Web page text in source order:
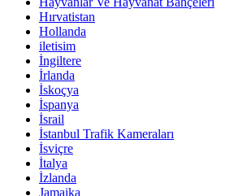
Hırvatistan
Hollanda
iletisim
İngiltere
İrlanda
İskoçya
İspanya
İsrail
İstanbul Trafik Kameraları
İsviçre
İtalya
İzlanda
Jamaika